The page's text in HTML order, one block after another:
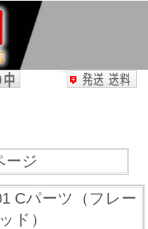
ージ
Cパーツ（フレー
ド）